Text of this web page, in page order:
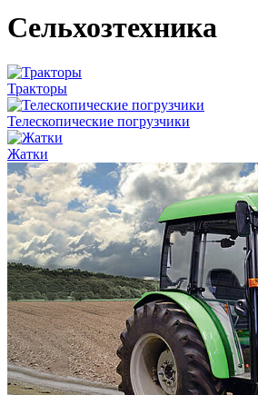
Сельхозтехника
Тракторы
Телескопические погрузчики
Жатки